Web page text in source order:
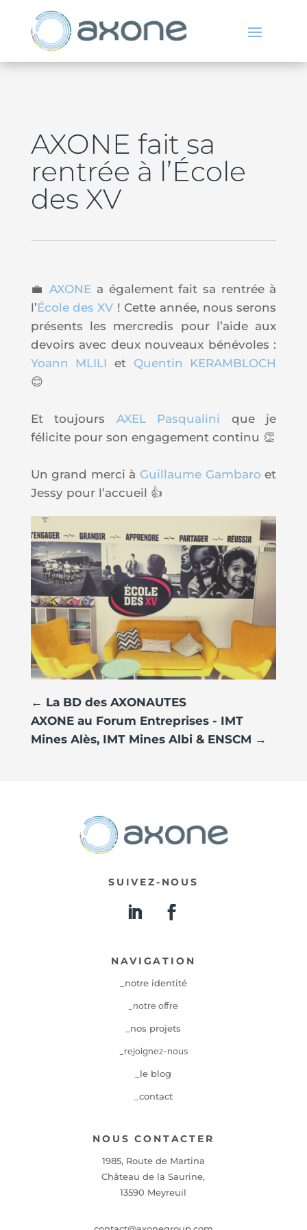
AXONE fait sa
rentrée à l’École
des XV
💼 AXONE a également fait sa rentrée à
l’École des XV ! Cette année, nous serons
présents les mercredis pour l’aide aux
devoirs avec deux nouveaux bénévoles :
Yoann MLILI
et Quentin KERAMBLOCH
😊
Et toujours AXEL Pasqualini
que je
félicite pour son engagement continu 👏
Un grand merci à Guillaume Gambaro et
Jessy pour l’accueil 👍
← La BD des AXONAUTES
AXONE au Forum Entreprises - IMT
Mines Alès, IMT Mines Albi & ENSCM →
SUIVEZ-NOUS
NAVIGATION
_notre identité
_notre offre
_nos projets
_rejoignez-nous
_le blog
_contact
NOUS CONTACTER
1985, Route de Martina
Château de la Saurine,
13590 Meyreuil